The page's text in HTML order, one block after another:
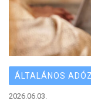
ÁLTALÁNOS
2026.06.03.